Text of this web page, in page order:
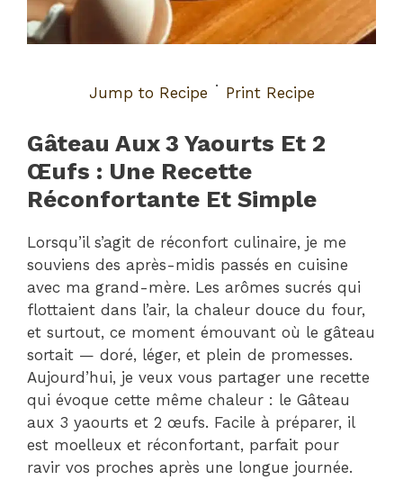
Jump to Recipe · Print Recipe
Gâteau Aux 3 Yaourts Et 2
Œufs : Une Recette
Réconfortante Et Simple
Lorsqu’il s’agit de réconfort culinaire, je me
souviens des après-midis passés en cuisine
avec ma grand-mère. Les arômes sucrés qui
flottaient dans l’air, la chaleur douce du four,
et surtout, ce moment émouvant où le gâteau
sortait — doré, léger, et plein de promesses.
Aujourd’hui, je veux vous partager une recette
qui évoque cette même chaleur : le Gâteau
aux 3 yaourts et 2 œufs. Facile à préparer, il
est moelleux et réconfortant, parfait pour
ravir vos proches après une longue journée.